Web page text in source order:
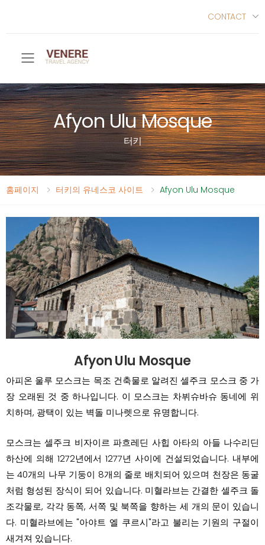
CONTACT
Toggle mobile menu
Afyon Ulu Mosque
터키
홈페이지 터키의 유네스코 사이트 Afyon Ulu Mosque
Afyon Ulu Mosque
아피온 울루 모스크는 목조 건축물로 알려진 셀주크 모스크 중 가
장 오래된 것 중 하나입니다. 이 모스크는 차뷔슈바슈 동네에 위
치하며, 광택이 있는 벽돌 미나렛으로 유명합니다.
모스크는 셀주크 비자이르 파흐레딘 사힙 아타의 아들 나수리딘
하산에 의해 1272년에서 1277년 사이에 건설되었습니다. 내부에
는 40개의 나무 기둥이 8개의 줄로 배치되어 있으며 천장은 동굴
처럼 형성된 장식이 되어 있습니다. 미혈라브는 간결한 셀주크 돌
조각물로, 각각 동쪽, 서쪽 및 북쪽을 향하는 세 개의 문이 있습니
다. 미혈라브에는 "아야트 엘 쿠르시"라고 불리는 기원의 구절이
새겨져 있습니다.